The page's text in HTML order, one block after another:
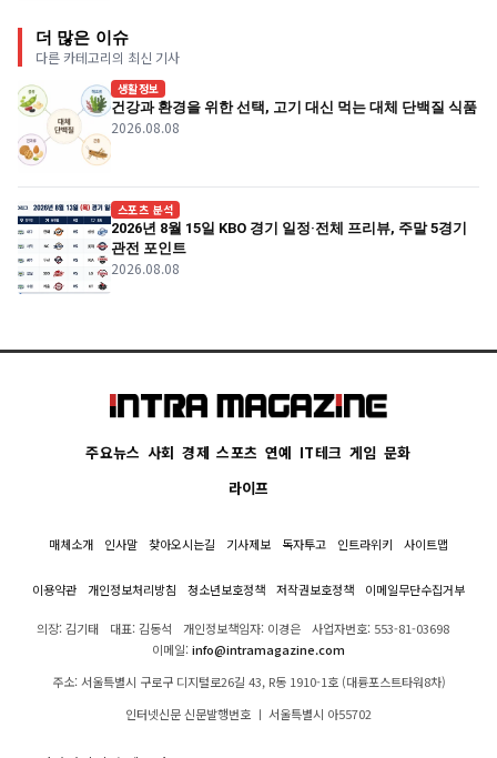
더 많은 이슈
다른 카테고리의 최신 기사
생활정보
건강과 환경을 위한 선택, 고기 대신 먹는 대체 단백질 식품
2026.08.08
스포츠 분석
2026년 8월 15일 KBO 경기 일정·전체 프리뷰, 주말 5경기
관전 포인트
2026.08.08
주요뉴스 사회 경제 스포츠 연예 IT테크 게임 문화
라이프
매체소개 인사말 찾아오시는길 기사제보 독자투고 인트라위키 사이트맵
이용약관 개인정보처리방침 청소년보호정책 저작권보호정책 이메일무단수집거부
의장: 김기태 대표: 김동석 개인정보책임자: 이경은
사업자번호: 553-81-03698
이메일:info@intramagazine.com
주소: 서울특별시 구로구 디지털로26길 43, R동 1910-1호 (대륭포스트타워8차)
인터넷신문 신문발행번호 ㅣ 서울특별시 아55702